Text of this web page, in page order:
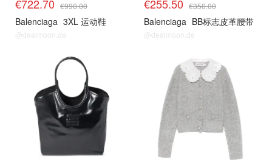
€722.70 €990.00
Balenciaga 3XL 运动鞋
@dealmoon.de
€255.50 €350.00
Balenciaga BB标志皮革腰带
@dealmoon.de